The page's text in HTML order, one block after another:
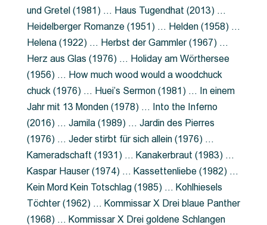
und Gretel (1981) … Haus Tugendhat (2013) …
Heidelberger Romanze (1951) … Helden (1958) …
Helena (1922) … Herbst der Gammler (1967) …
Herz aus Glas (1976) … Holiday am Wörthersee
(1956) … How much wood would a woodchuck
chuck (1976) … Huei’s Sermon (1981) … In einem
Jahr mit 13 Monden (1978) … Into the Inferno
(2016) … Jamila (1989) … Jardin des Pierres
(1976) … Jeder stirbt für sich allein (1976) …
Kameradschaft (1931) … Kanakerbraut (1983) …
Kaspar Hauser (1974) … Kassettenliebe (1982) …
Kein Mord Kein Totschlag (1985) … Kohlhiesels
Töchter (1962) … Kommissar X Drei blaue Panther
(1968) … Kommissar X Drei goldene Schlangen